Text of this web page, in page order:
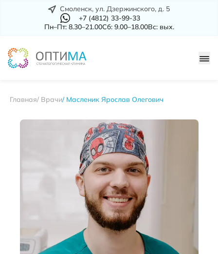
Смоленск, ул. Дзержинского, д. 5
+7 (4812) 33-99-33
Пн–Пт: 8.30–21.00Сб: 9.00–18.00Вс: вых.
Главная Врачи Масленик Ярослав Олегович